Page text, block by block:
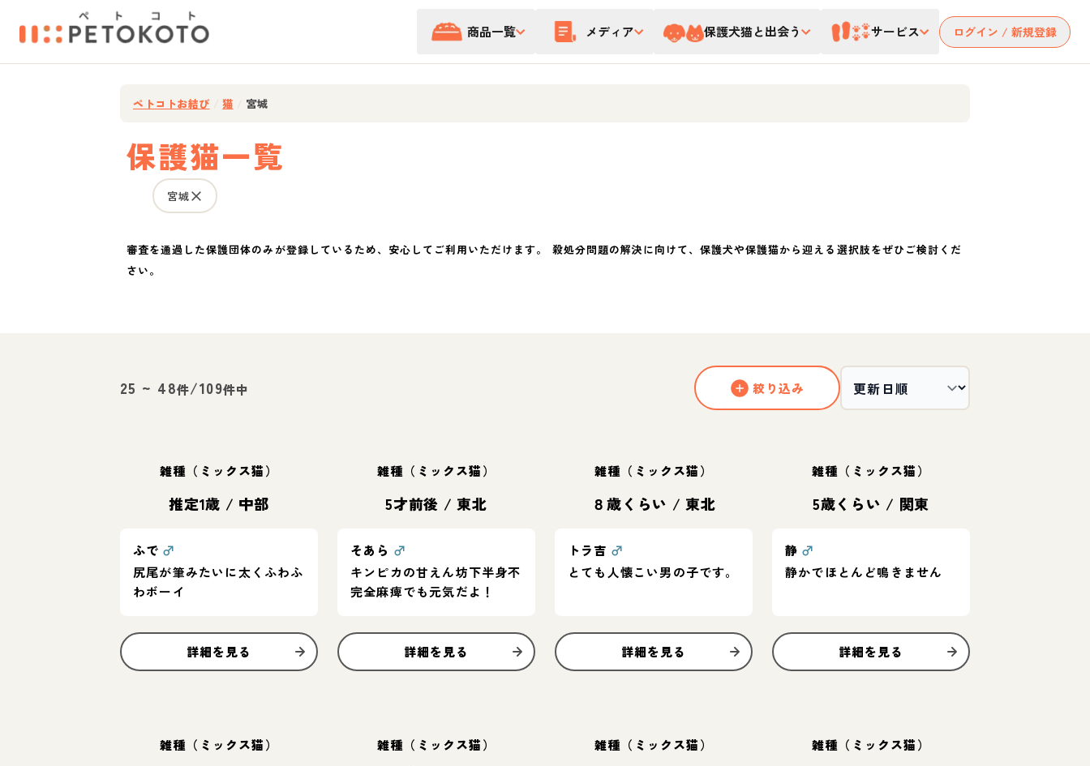
商品一覧 メディア 保護犬猫と出会う サービス ログイン / 新規登録
ペトコトお結び 猫 宮城
保護猫一覧
宮城
審査を通過した保護団体のみが登録しているため、安心してご利用いただけます。 殺処分問題の解決に向けて、保護犬や保護猫から迎える選択肢をぜひご検討くだ
さい。
25 ~ 48件/109件中 絞り込み
雑種（ミックス猫）
推定1歳 / 中部
ふで ♂
尻尾が筆みたいに太くふわふ
わボーイ
詳細を見る
雑種（ミックス猫）
5才前後 / 東北
そあら ♂
キンピカの甘えん坊下半身不
完全麻痺でも元気だよ！
詳細を見る
雑種（ミックス猫）
８歳くらい / 東北
トラ吉 ♂
とても人懐こい男の子です。
詳細を見る
雑種（ミックス猫）
5歳くらい / 関東
静 ♂
静かでほとんど鳴きません
詳細を見る
雑種（ミックス猫） 雑種（ミックス猫） 雑種（ミックス猫） 雑種（ミックス猫）